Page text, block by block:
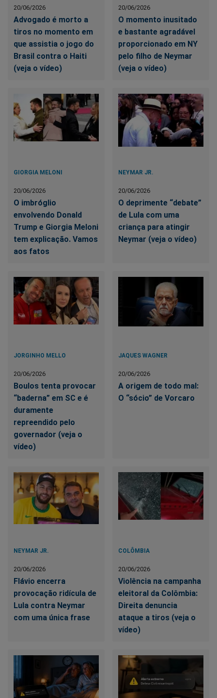
20/06/2026
Advogado é morto a
tiros no momento em
que assistia o jogo do
Brasil contra o Haiti
(veja o vídeo)
20/06/2026
O momento inusitado
e bastante agradável
proporcionado em NY
pelo filho de Neymar
(veja o vídeo)
GIORGIA MELONI
20/06/2026
O imbróglio
envolvendo Donald
Trump e Giorgia Meloni
tem explicação. Vamos
aos fatos
NEYMAR JR.
20/06/2026
O deprimente “debate”
de Lula com uma
criança para atingir
Neymar (veja o vídeo)
JORGINHO MELLO
20/06/2026
Boulos tenta provocar
“baderna” em SC e é
duramente
repreendido pelo
governador (veja o
vídeo)
JAQUES WAGNER
20/06/2026
A origem de todo mal:
O “sócio” de Vorcaro
NEYMAR JR.
20/06/2026
Flávio encerra
provocação ridícula de
Lula contra Neymar
com uma única frase
COLÔMBIA
20/06/2026
Violência na campanha
eleitoral da Colômbia:
Direita denuncia
ataque a tiros (veja o
vídeo)